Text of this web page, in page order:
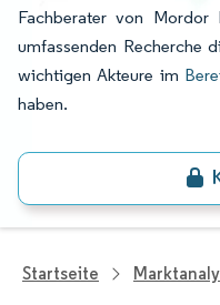
Fachberater von Mordor
umfassenden Recherche
wichtigen Akteure im
haben.
Startseite